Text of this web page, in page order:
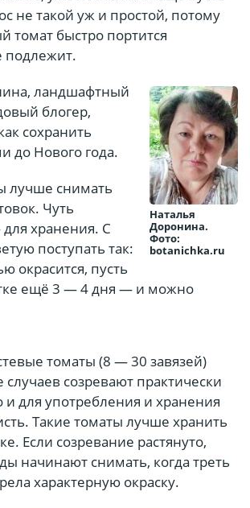
не такой уж и простой, потому
томат быстро портится
подлежит.
Наталья
Доронина.
Фото:
botanichka.ru
ландшафтный
блогер,
сохранить
до Нового года.
лучше снимать
Чуть
хранения. С
поступать так:
окрасится, пусть
ещё 3 — 4 дня — и можно
томаты (8 — 30 завязей)
созревают практически
для употребления и хранения
Такие томаты лучше хранить
Если созревание растянуто,
начинают снимать, когда треть
характерную окраску.